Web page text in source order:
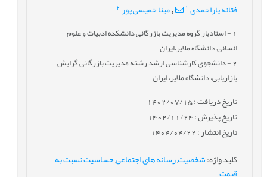
فتانه یاراحمدی
,مینا خمیسی پور 2
- استادیار گروه مدیریت بازرگانی دانشکده ادبیات و علوم
انسانی،دانشگاه ملایر،ایران
2- دانشجوی کارشناسی ارشد رشته مدیریت بازرگانی گرایش
بازاریابی، دانشگاه ملایر، ایران
تاریخ دریافت : 1402/07/15
تاریخ پذیرش : 1402/11/24
تاریخ انتشار : 1404/04/22
کلید واژه:شخصیت,رسانه های اجتماعی,حساسیت نسبت به
قیمت,